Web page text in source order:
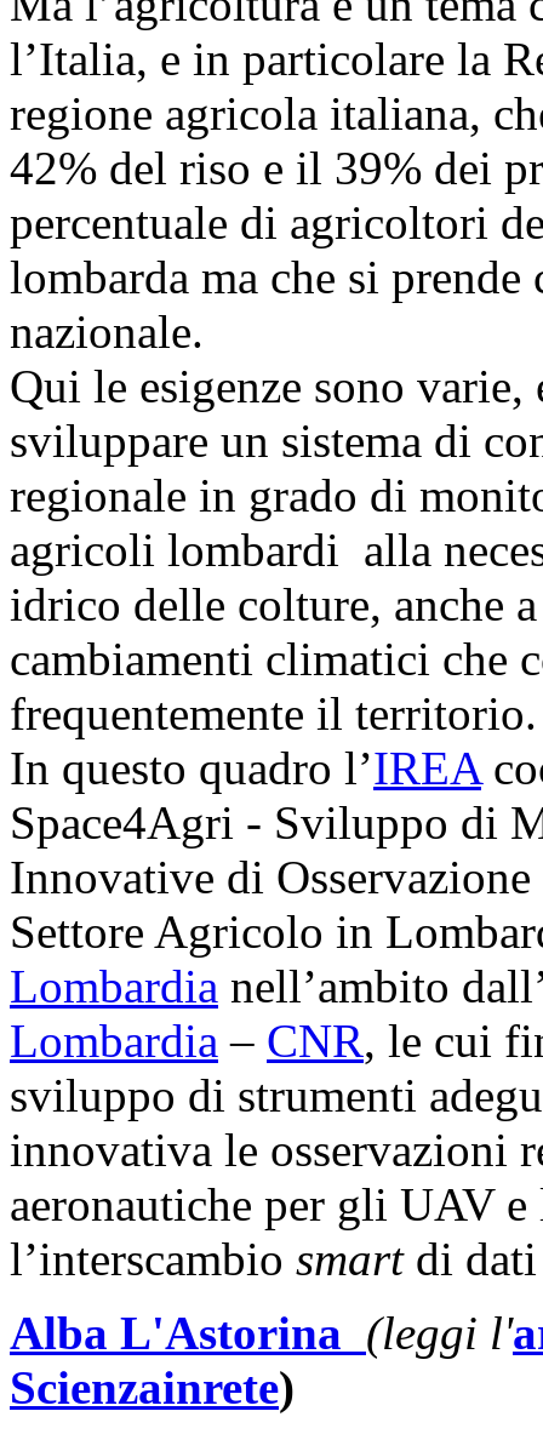
l’Italia, e in particolare la
regione agricola italiana,
42% del riso e il 39% dei
percentuale di agricoltori
lombarda ma che si
nazionale.
Qui le esigenze sono
sviluppare un sistema di
regionale in grado di
agricoli lombardi alla
idrico delle colture, anche
cambiamenti climatici che
frequentemente il territorio.
In questo quadro l’IREA
Space4Agri - Sviluppo di
Innovative di
Settore Agricolo in
Lombardia nell’ambito
Lombardia – CNR, le cui
sviluppo di strumenti
innovativa le osservazioni
aeronautiche per gli UAV
l’interscambio smartdi dati
Alba L'Astorina (leggi l'
Scienzainrete)